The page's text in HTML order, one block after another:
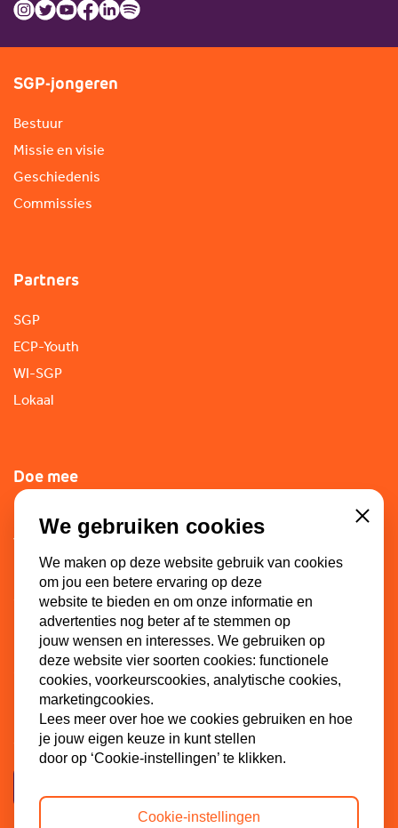
SGP-jongeren
Bestuur
Missie en visie
Geschiedenis
Commissies
Partners
SGP
ECP-Youth
WI-SGP
Lokaal
Doe mee
Lid worden
Vacatures
Doneren
Sponsoren
Contact
Dinkel 7
3086 HB Rotterdam
We gebruiken cookies
We maken op deze website gebruik van cookies
om jou een betere ervaring op deze
website te bieden en om onze informatie en
advertenties nog beter af te stemmen op
jouw wensen en interesses. We gebruiken op
deze website vier soorten cookies: functionele
cookies, voorkeurscookies, analytische cookies,
marketingcookies.
Lees meer over hoe we cookies gebruiken en hoe
je jouw eigen keuze in kunt stellen
door op ‘Cookie-instellingen’ te klikken.
Close
Cookie-instellingen